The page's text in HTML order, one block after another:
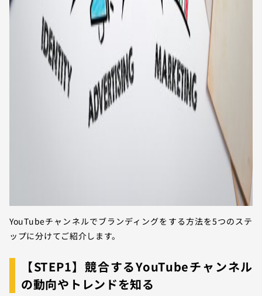
YouTubeチャンネルでブランディングをする方法を5つのステ
ップに分けてご紹介します。
【STEP1】競合するYouTubeチャンネル
の動向やトレンドを知る